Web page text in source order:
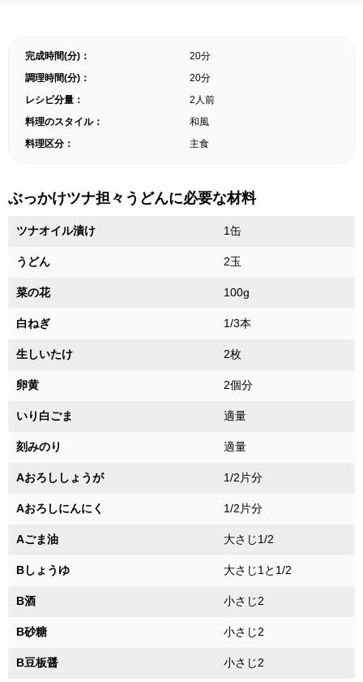
完成時間(分)：
20分
調理時間(分)：
20分
レシピ分量：
2人前
料理のスタイル：
和風
料理区分：
主食
ぶっかけツナ担々うどんに必要な材料
ツナオイル漬け 1缶
うどん 2玉
菜の花 100g
白ねぎ 1/3本
生しいたけ 2枚
卵黄 2個分
いり白ごま 適量
刻みのり 適量
Aおろししょうが 1/2片分
Aおろしにんにく 1/2片分
Aごま油 大さじ1/2
Bしょうゆ 大さじ1と1/2
B酒 小さじ2
B砂糖 小さじ2
B豆板醤 小さじ2